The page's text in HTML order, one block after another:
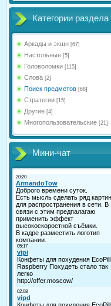
Категории раздела
Аркады и экшн [67]
Настольные [5]
Головоломки [115]
Слова [2]
Поиск предметов [68]
Стратегии [15]
Другие [4]
Многопользовательские [21]
Мини-чат